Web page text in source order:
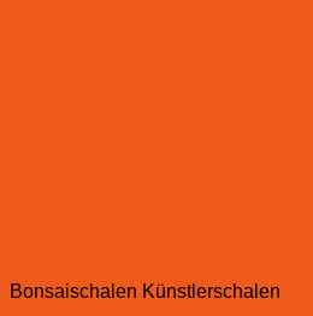
Bonsaischalen Künstlerschalen